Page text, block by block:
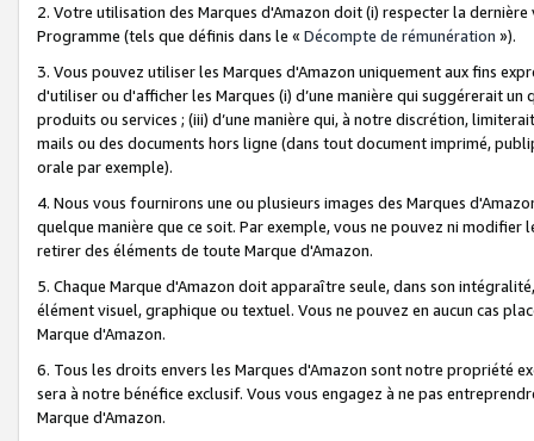
2. Votre utilisation des Marques d'Amazon doit (i) respecter la
Programme (tels que définis dans le « Décompte de rémunération »).
3. Vous pouvez utiliser les Marques d'Amazon uniquement aux fins
d'utiliser ou d'afficher les Marques (i) d’une manière qui suggérerait
produits ou services ; (iii) d’une manière qui, à notre discrétion,
mails ou des documents hors ligne (dans tout document imprimé,
orale par exemple).
4. Nous vous fournirons une ou plusieurs images des Marques
quelque manière que ce soit. Par exemple, vous ne pouvez ni
retirer des éléments de toute Marque d'Amazon.
5. Chaque Marque d'Amazon doit apparaître seule, dans son
élément visuel, graphique ou textuel. Vous ne pouvez en aucun cas
Marque d'Amazon.
6. Tous les droits envers les Marques d'Amazon sont notre propriété
sera à notre bénéfice exclusif. Vous vous engagez à ne pas
Marque d'Amazon.